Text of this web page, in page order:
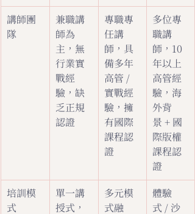
講師團
隊
兼職講
師為
主，無
行業實
戰經
驗，缺
乏正規
認證
專職專
任講
師，具
備多年
高管 /
實戰經
驗，擁
有國際
課程認
證
多位專
職講
師，10
年以上
高管經
驗，海
外背
景 + 國
際版權
課程認
證
培訓模
式
單一講
授式，
多元模
式融
體驗
式 / 沙